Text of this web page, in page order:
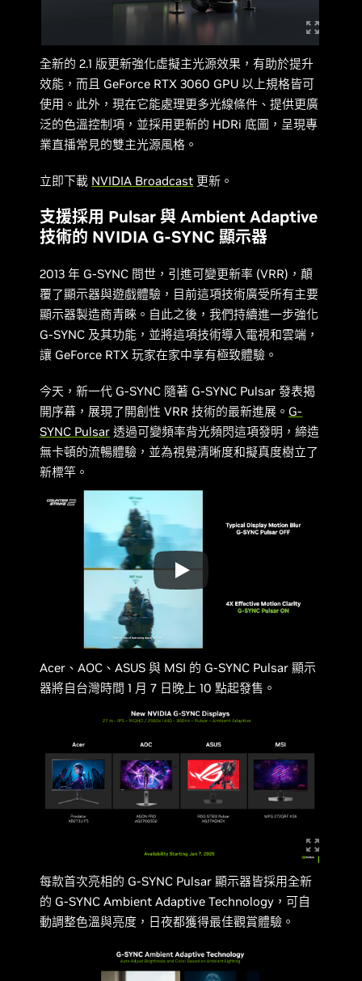
全新的 2.1 版更新強化虛擬主光源效果，有助於提升
效能，而且 GeForce RTX 3060 GPU 以上規格皆可
使用。此外，現在它能處理更多光線條件、提供更廣
泛的色溫控制項，並採用更新的 HDRi 底圖，呈現專
業直播常見的雙主光源風格。
立即下載 NVIDIA Broadcast 更新。
支援採用 Pulsar 與 Ambient Adaptive
技術的 NVIDIA G-SYNC 顯示器
2013 年 G-SYNC 問世，引進可變更新率 (VRR)，顛
覆了顯示器與遊戲體驗，目前這項技術廣受所有主要
顯示器製造商青睞。自此之後，我們持續進一步強化
G-SYNC 及其功能，並將這項技術導入電視和雲端，
讓 GeForce RTX 玩家在家中享有極致體驗。
今天，新一代 G-SYNC 隨著 G-SYNC Pulsar 發表揭
開序幕，展現了開創性 VRR 技術的最新進展。 G-
SYNC Pulsar 透過可變頻率背光頻閃這項發明，締造
無卡頓的流暢體驗，並為視覺清晰度和擬真度樹立了
新標竿。
Acer、AOC、ASUS 與 MSI 的 G-SYNC Pulsar 顯示
器將自台灣時間 1 月 7 日晚上 10 點起發售。
每款首次亮相的 G-SYNC Pulsar 顯示器皆採用全新
的 G-SYNC Ambient Adaptive Technology，可自
動調整色溫與亮度，日夜都獲得最佳觀賞體驗。